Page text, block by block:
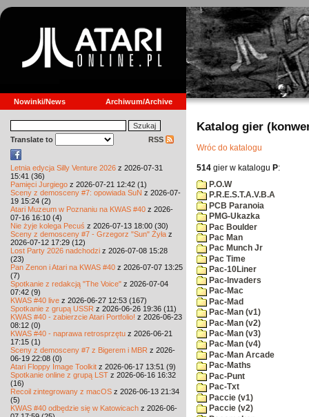
Nowinki/News Archiwum/Archive
Translate to RSS
Letnia edycja Silly Venture 2026 z 2026-07-31
15:41 (36)
Pamięci Jurgiego z 2026-07-21 12:42 (1)
Sceny z demosceny #7: opowiada SuN z 2026-07-
19 15:24 (2)
Atari Muzeum w Poznaniu na KWAS #40 z 2026-
07-16 16:10 (4)
Nie żyje kolega Pecuś z 2026-07-13 18:00 (30)
Sceny z demosceny #7 - Grzegorz "Sun" Żyła z
2026-07-12 17:29 (12)
Lost Party 2026 nadchodzi z 2026-07-08 15:28
(23)
Pan Zenon i Atari na KWAS #40 z 2026-07-07 13:25
(7)
Spotkanie z redakcją "The Voice" z 2026-07-04
07:42 (9)
KWAS #40 live z 2026-06-27 12:53 (167)
Spotkanie z grupą USSR z 2026-06-26 19:36 (11)
KWAS #40 - zabierzcie Atari Portfolio! z 2026-06-23
08:12 (0)
KWAS #40 - naprawa retrosprzętu z 2026-06-21
17:15 (1)
Sceny z demosceny #7 z Bigerem i MBR z 2026-
06-19 22:08 (0)
Atari Floppy Image Toolkit z 2026-06-17 13:51 (9)
Spotkanie online z grupą LST z 2026-06-16 16:32
(16)
Recoil zintegrowany z macOS z 2026-06-13 21:34
(5)
KWAS #40 odbędzie się w Katowicach z 2026-06-
Katalog gier
Wróc do katalogu
514 gier w katalogu P:
P.O.W
P.R.E.S.T.A.V.B.A
PCB Paranoia
PMG-Ukazka
Pac Boulder
Pac Man
Pac Munch Jr
Pac Time
Pac-10Liner
Pac-Invaders
Pac-Mac
Pac-Mad
Pac-Man (v1)
Pac-Man (v2)
Pac-Man (v3)
Pac-Man (v4)
Pac-Man Arcade
Pac-Maths
Pac-Punt
Pac-Txt
Paccie (v1)
Paccie (v2)